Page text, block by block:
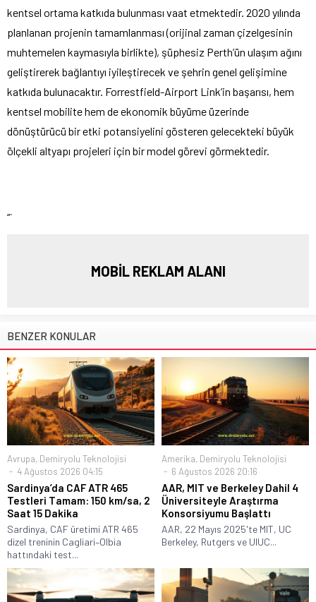
kentsel ortama katkıda bulunması vaat etmektedir. 2020 yılında
planlanan projenin tamamlanması (orijinal zaman çizelgesinin
muhtemelen kaymasıyla birlikte), şüphesiz Perth’ün ulaşım ağını
geliştirerek bağlantıyı iyileştirecek ve şehrin genel gelişimine
katkıda bulunacaktır. Forrestfield-Airport Link’in başarısı, hem
kentsel mobilite hem de ekonomik büyüme üzerinde
dönüştürücü bir etki potansiyelini gösteren gelecekteki büyük
ölçekli altyapı projeleri için bir model görevi görmektedir.
“`
MOBİL REKLAM ALANI
BENZER KONULAR
Avrupa, Demiryolu Teknolojisi
4 Ağustos 2026 04:15
Sardinya’da CAF ATR 465
Testleri Tamam: 150 km/sa, 2
Saat 15 Dakika
Sardinya, CAF üretimi ATR 465
dizel treninin Cagliari–Olbia
hattındaki test...
Amerika, Demiryolu Teknolojisi
6 Ağustos 2026 20:16
AAR, MIT ve Berkeley Dahil 4
Üniversiteyle Araştırma
Konsorsiyumu Başlattı
AAR, 22 Mayıs 2025'te MIT, UC
Berkeley, Rutgers ve UIUC...